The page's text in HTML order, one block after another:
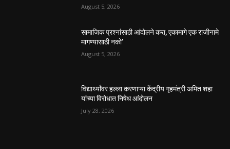
August 5, 2026
सामाजिक प्रश्नांसाठी आंदोलने करा, एकामागे एक राजीनामे
मागण्यासाठी नको’
August 5, 2026
विद्यार्थ्यांवर हल्ला करणाऱ्या केंद्रीय गृहमंत्री अमित शहा
यांच्या विरोधात निषेध आंदोलन
July 28, 2026